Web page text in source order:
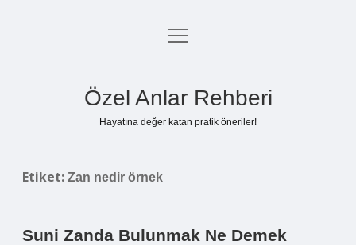
Anasayfa
menüyü
Özel Anlar Rehberi
Hayatına değer katan pratik öneriler!
Etiket: Zan nedir örnek
Suni Zanda Bulunmak Ne Demek